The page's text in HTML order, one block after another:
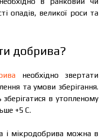
опадів, великої роси та
добрива?
необхідно звертати
та умови зберігання.
в утопленому
+5 С.
і мікродобрива можна в